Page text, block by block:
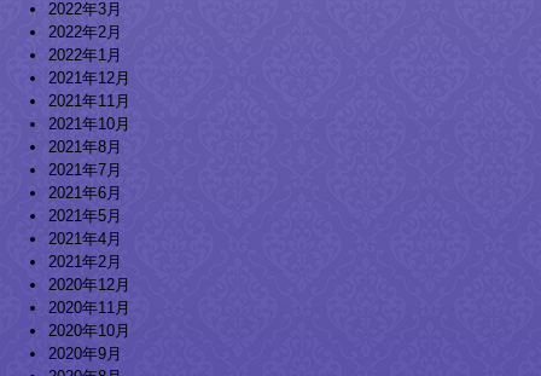
2022年3月
2022年2月
2022年1月
2021年12月
2021年11月
2021年10月
2021年8月
2021年7月
2021年6月
2021年5月
2021年4月
2021年2月
2020年12月
2020年11月
2020年10月
2020年9月